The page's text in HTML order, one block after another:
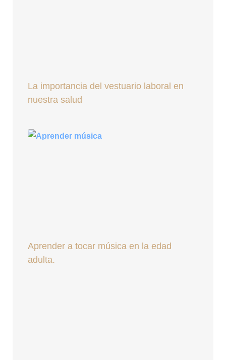
La importancia del vestuario laboral en
nuestra salud
Aprender a tocar música en la edad
adulta.